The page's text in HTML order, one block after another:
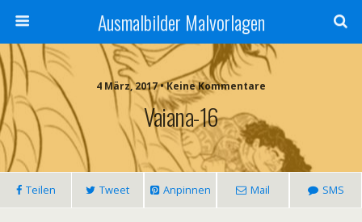
Ausmalbilder Malvorlagen
4 März, 2017 • Keine Kommentare
Vaiana-16
Teilen Tweet Anpinnen Mail SMS